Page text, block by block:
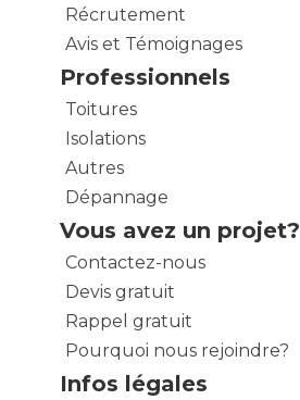
Récrutement
Avis et Témoignages
Professionnels
Toitures
Isolations
Autres
Dépannage
Vous avez un projet?
Contactez-nous
Devis gratuit
Rappel gratuit
Pourquoi nous rejoindre?
Infos légales